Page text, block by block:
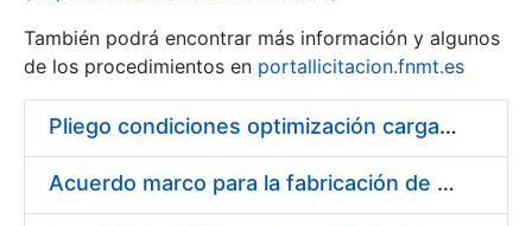
Mostra/Amaga
También podrá encontrar más información y algunos
de los procedimientos en portallicitacion.fnmt.es
Pliego condiciones optimización cargas compras firmado
Acuerdo marco para la fabricación de piezas